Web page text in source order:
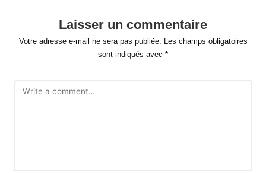
Laisser un commentaire
Votre adresse e-mail ne sera pas publiée. Les champs obligatoires
sont indiqués avec *